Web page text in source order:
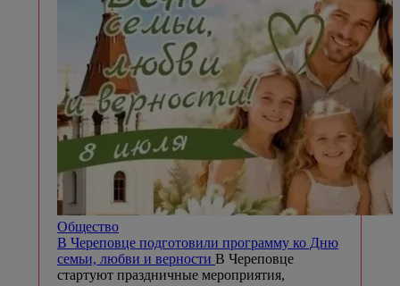
Общество
В Череповце подготовили программу ко Дню
семьи, любви и верности В Череповце
стартуют праздничные мероприятия,